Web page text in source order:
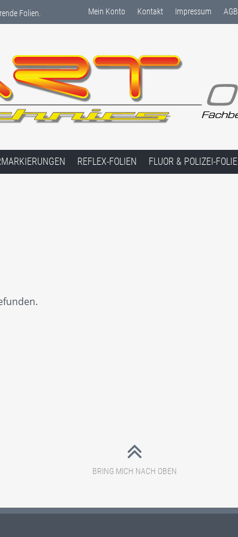
Folien. Mein Konto Kontakt Impressum AGB
REFLEX-FOLIEN FLUOR & POLIZEI-FOLIE
BRING MICH NACH OBEN